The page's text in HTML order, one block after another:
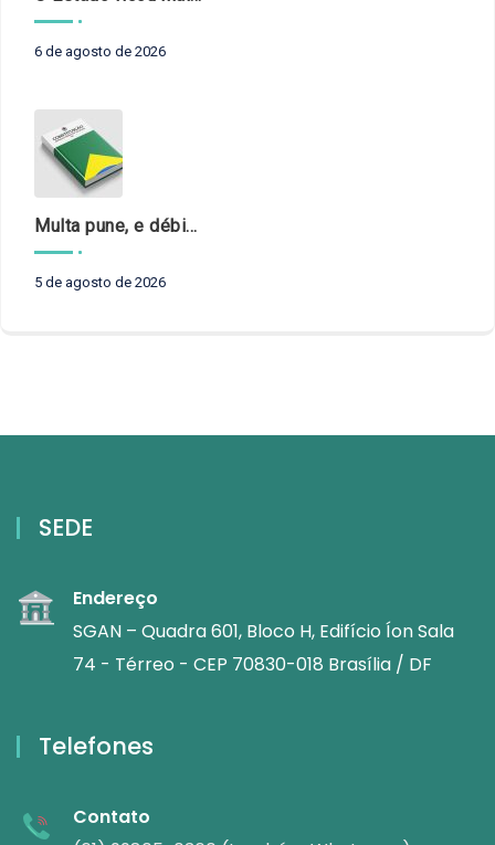
6 de agosto de 2026
Multa pune, e débito recompõe. § 3º do art. 71 da Constituição: um problema de legística formal
5 de agosto de 2026
SEDE
Endereço
SGAN – Quadra 601, Bloco H, Edifício Íon Sala
74 - Térreo - CEP 70830-018 Brasília / DF
Telefones
Contato